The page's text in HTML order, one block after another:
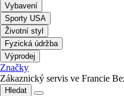
Vybavení
Sporty USA
Životní styl
Fyzická údržba
Výprodej
Značky
Zákaznický servis ve Francie
Hledat